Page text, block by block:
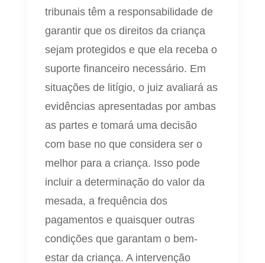
tribunais têm a responsabilidade de
garantir que os direitos da criança
sejam protegidos e que ela receba o
suporte financeiro necessário. Em
situações de litígio, o juiz avaliará as
evidências apresentadas por ambas
as partes e tomará uma decisão
com base no que considera ser o
melhor para a criança. Isso pode
incluir a determinação do valor da
mesada, a frequência dos
pagamentos e quaisquer outras
condições que garantam o bem-
estar da criança. A intervenção